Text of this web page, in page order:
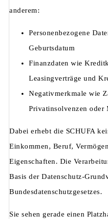
anderem:
Personenbezogene
Geburtsdatum
Finanzdaten wie
Leasingverträge und
Negativmerkmale wie
Privatinsolvenzen oder
Dabei erhebt die SCHUFA
Einkommen, Beruf,
Eigenschaften. Die
Basis der Datenschutz-
Bundesdatenschutzgesetzes.
Sie sehen gerade einen